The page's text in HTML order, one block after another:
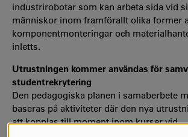
industrirobotar som kan arbeta sida vid
människor inom framförallt olika former
komponentmonteringar och
inletts.
Utrustningen kommer användas för
studentrekrytering
Den pedagogiska planen i samaberbete
baseras på aktiviteter där den nya
att kopplas till moment inom kurser vid